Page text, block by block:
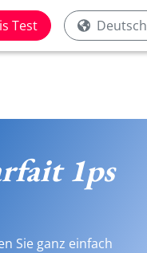
Test Deutsch
1ps
Sie ganz einfach